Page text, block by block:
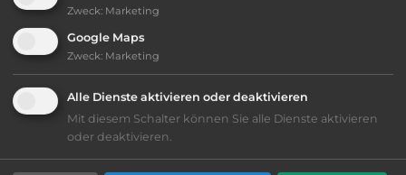
Klassifizierung: ausreichend
Lage: schön
Platzeinrichtung: ausreichend
Zweck: Marketing
Google Maps
Zweck: Marketing
Alle Dienste aktivieren oder deaktivieren
Mit diesem Schalter können Sie alle Dienste aktivieren
oder deaktivieren.